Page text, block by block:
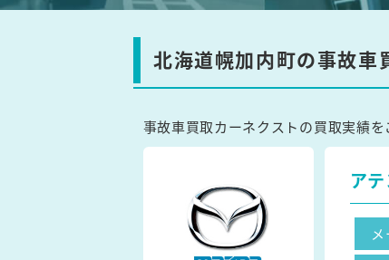
北海道幌加内町の事故車
事故車買取カーネクストの買取実績を
ア